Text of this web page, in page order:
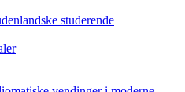
studerende